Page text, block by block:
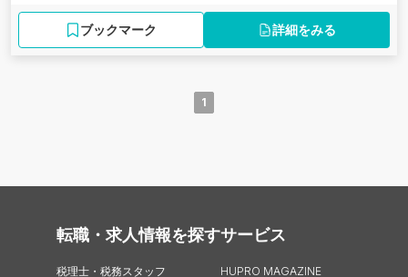
ブックマーク 詳細をみる
1
転職・求人情報を探す
税理士・税務スタッフ
サービス
HUPRO MAGAZINE